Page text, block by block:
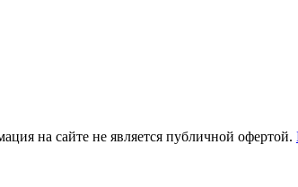
на сайте не является публичной офертой.